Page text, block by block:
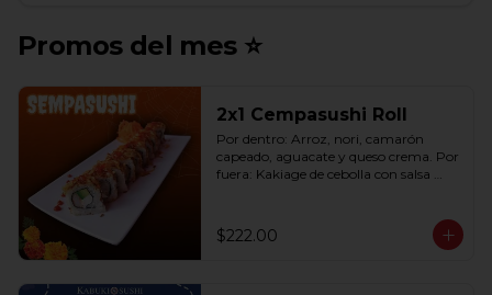
Promos del mes ⭐
2x1 Cempasushi Roll
Por dentro: Arroz, nori, camarón
capeado, aguacate y queso crema. Por
fuera: Kakiage de cebolla con salsa
$222.00